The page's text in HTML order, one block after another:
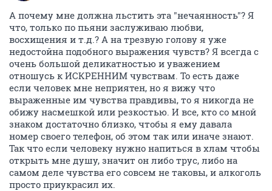
А почему мне должна льстить эта "нечаянность"? Я
что, только по пьяни заслуживаю любви,
восхищения и т.д.? А на трезвую голову я уже
недостойна подобного выражения чувств? Я всегда с
очень большой деликатностью и уважением
отношусь к ИСКРЕННИМ чувствам. То есть даже
если человек мне неприятен, но я вижу что
выраженные им чувства правдивы, то я никогда не
обижу насмешкой или резкостью. И все, кто со мной
знаком достаточно близко, чтобы я ему давала
номер своего телефон, об этом так или иначе знают.
Так что если человеку нужно напиться в хлам чтобы
открыть мне душу, значит он либо трус, либо на
самом деле чувства его совсем не таковы, и алкоголь
просто приукрасил их.